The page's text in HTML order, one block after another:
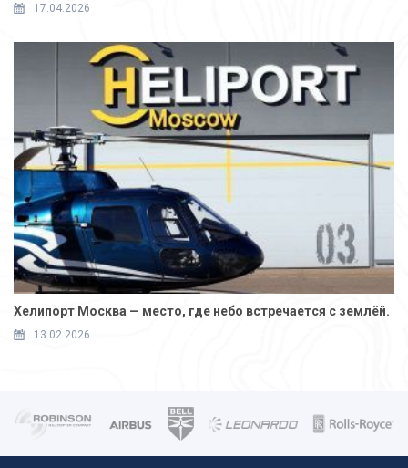
17.04.2026
Хелипорт Москва — место, где небо встречается с землёй.
13.02.2026